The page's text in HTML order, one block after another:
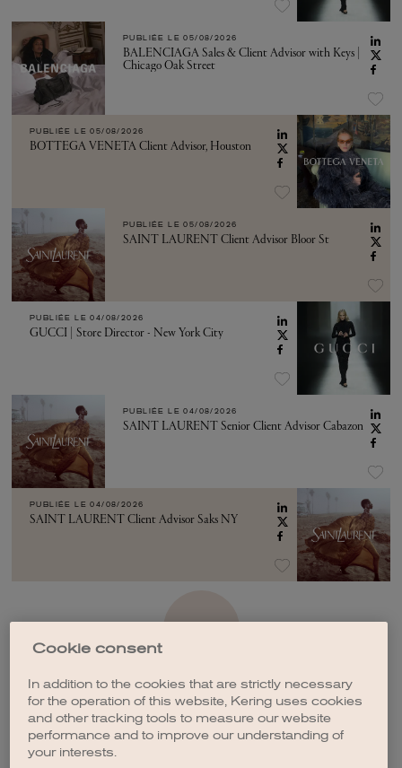
PUBLIÉE LE 05/08/2026
BALENCIAGA Sales & Client Advisor with Keys |
Chicago Oak Street
PUBLIÉE LE 05/08/2026
BOTTEGA VENETA Client Advisor, Houston
PUBLIÉE LE 05/08/2026
SAINT LAURENT Client Advisor Bloor St
PUBLIÉE LE 04/08/2026
GUCCI | Store Director - New York City
PUBLIÉE LE 04/08/2026
SAINT LAURENT Senior Client Advisor Cabazon
PUBLIÉE LE 04/08/2026
SAINT LAURENT Client Advisor Saks NY
CRÉER UNE ALERTE
Cookie consent
In addition to the cookies that are strictly necessary
for the operation of this website, Kering uses cookies
and other tracking tools to measure our website
performance and to improve our understanding of
your interests.